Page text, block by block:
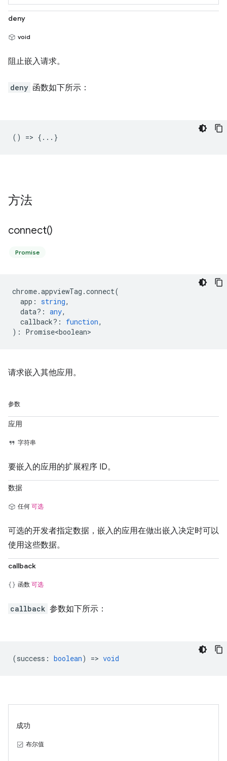
deny
void
阻止嵌入请求。
deny 函数如下所示：
() => {...}
方法
connect()
Promise
chrome.appviewTag .connect(
app : string,
data? : any,
callback? : function,
) : Promise<boolean>
请求嵌入其他应用。
参数
应用
字符串
要嵌入的应用的扩展程序 ID。
数据
任何 可选
可选的开发者指定数据，嵌入的应用在做出嵌入决定时可以
使用这些数据。
callback
函数 可选
callback 参数如下所示：
(success : boolean) => void
成功
布尔值